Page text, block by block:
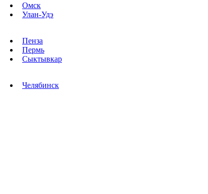
Омск
Улан-Удэ
Пенза
Пермь
Сыктывкар
Челябинск